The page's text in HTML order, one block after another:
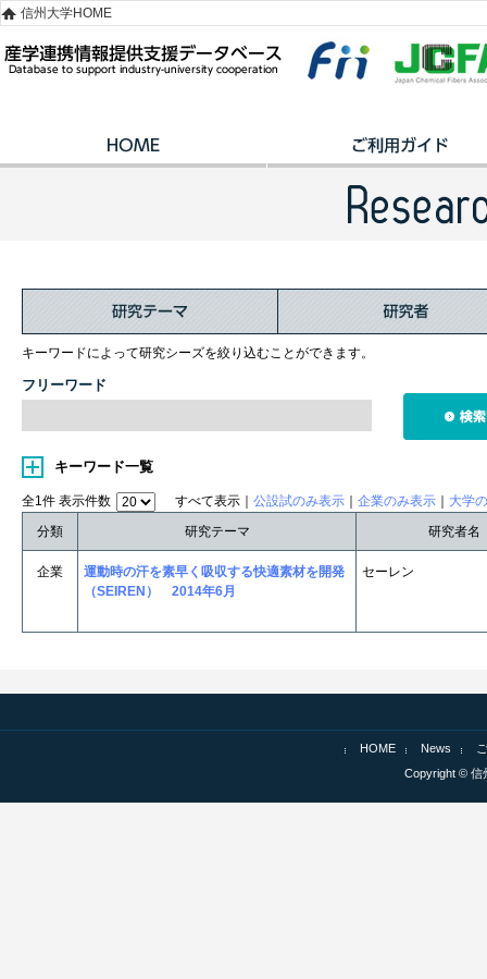
信州大学HOME
キーワードによって研究シーズを絞り込むことができます。
フリーワード
キーワード一覧
全1件 表示件数 すべて表示｜ 公設試のみ表示 企業のみ表示
大学
分類
研究テーマ 研究者名
企業
運動時の汗を素早く吸収する快適素材を開発
（SEIREN） 2014年6月
セーレン
HOME News
Copyright © 信